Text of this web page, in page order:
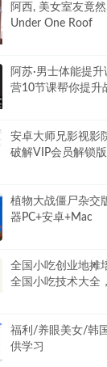
阿西, 美女室友竟
Under One Roof
阿苏·男士体能提
营10节课帮你提升
安卓大师兄影视影
破解VIP会员解锁版
植物大战僵尸杂交
器PC+安卓+Mac
全国小吃创业地摊
全国小吃技术大全
福利/养眼美女/韩
供学习